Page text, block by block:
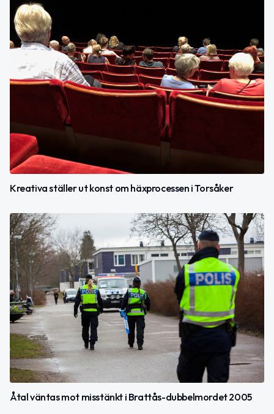
Kreativa ställer ut konst om häxprocessen i Torsåker
Åtal väntas mot misstänkt i Brattås-dubbelmordet 2005